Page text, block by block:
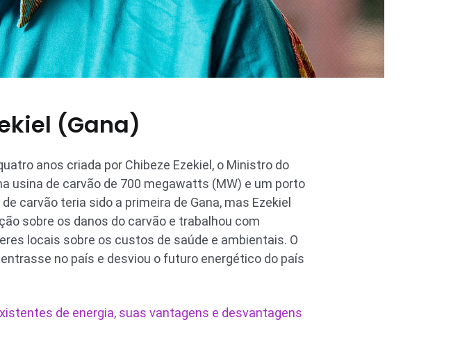
(Gana)
anos criada por Chibeze Ezekiel, o Ministro do
usina de carvão de 700 megawatts (MW) e um porto
carvão teria sido a primeira de Gana, mas Ezekiel
sobre os danos do carvão e trabalhou com
locais sobre os custos de saúde e ambientais. O
no país e desviou o futuro energético do país
de energia, suas vantagens e desvantagens